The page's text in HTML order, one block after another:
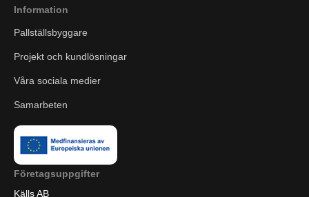
Information
Pallställsbyggare
Projekt och kundlösningar
Våra sociala medier
Samarbeten
Företagsuppgifter
Källs AB